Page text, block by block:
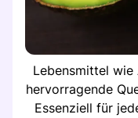
Lebensmittel wie
hervorragende
Essenziell für